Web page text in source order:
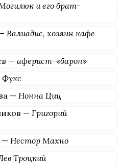
и его брат-
Валиадис, хозяин кафе
— аферист-«барон»
Фукс
— Нонна Циц
— Григорий
— Нестор Махно
Троцкий